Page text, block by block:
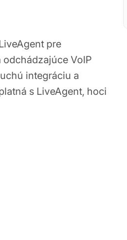
pre
VoIP
integráciu a
s LiveAgent, hoci